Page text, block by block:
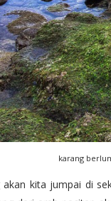
karang
kita jumpai di